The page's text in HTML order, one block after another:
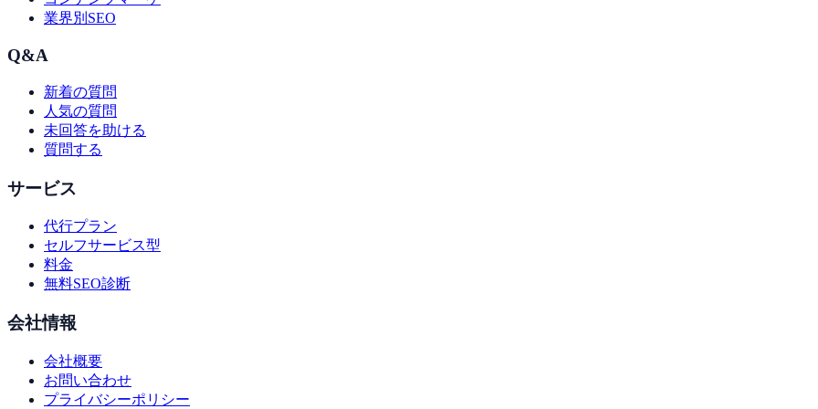
業界別SEO
Q&A
新着の質問
人気の質問
未回答を助ける
質問する
サービス
代行プラン
セルフサービス型
料金
無料SEO診断
会社情報
会社概要
お問い合わせ
プライバシーポリシー